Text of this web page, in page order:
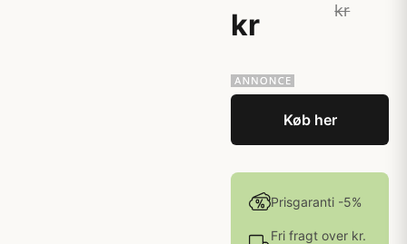
kr
kr
Køb her
Prisgaranti -5%
Fri fragt over kr.